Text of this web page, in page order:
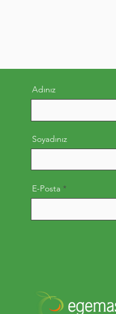
Adınız
Soyadınız
E-Posta